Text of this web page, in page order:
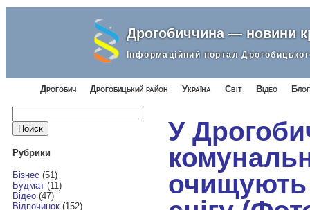
Дрогобиччина — новини
Інформаційний портал
Дрогобич Дрогобицький район Україна Світ Відео
Найти:
Рубрики
Бізнес (51)
Будмат(11)
Відео(47)
Відпочинок(152)
У
очищують